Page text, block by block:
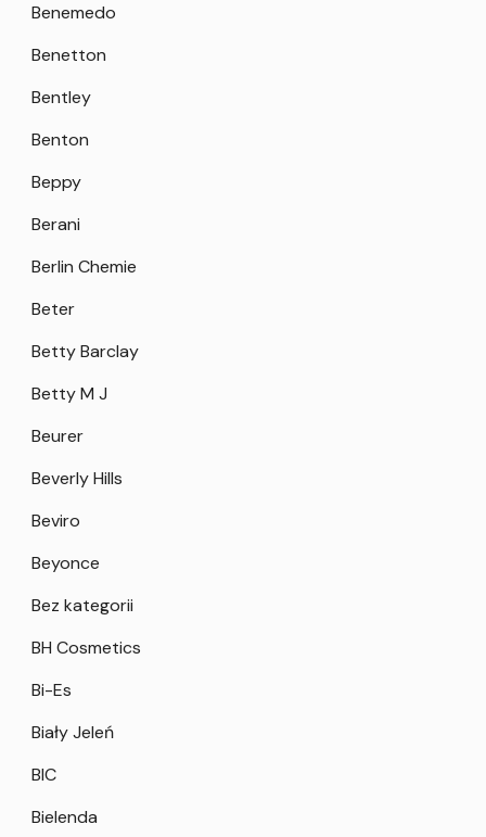
Benemedo
Benetton
Bentley
Benton
Beppy
Berani
Berlin Chemie
Beter
Betty Barclay
Betty M J
Beurer
Beverly Hills
Beviro
Beyonce
Bez kategorii
BH Cosmetics
Bi-Es
Biały Jeleń
BIC
Bielenda